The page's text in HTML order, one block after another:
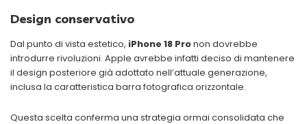
Design conservativo
Dal punto di vista estetico, iPhone 18 Pronon dovrebbe
introdurre rivoluzioni. Apple avrebbe infatti deciso di mantenere
il design posteriore già adottato nell’attuale generazione,
inclusa la caratteristica barra fotografica orizzontale.
Questa scelta conferma una strategia ormai consolidata che